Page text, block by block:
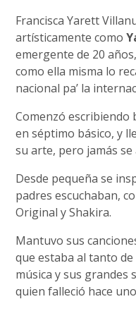
Francisca Yarett
artísticamente como
emergente de 20
como ella misma lo
nacional pa’ la
Comenzó escribiendo
en séptimo básico, y
su arte, pero jamás
Desde pequeña se
padres escuchaban,
Original y Shakira.
Mantuvo sus
que estaba al tanto
música y sus grandes
quien falleció hace